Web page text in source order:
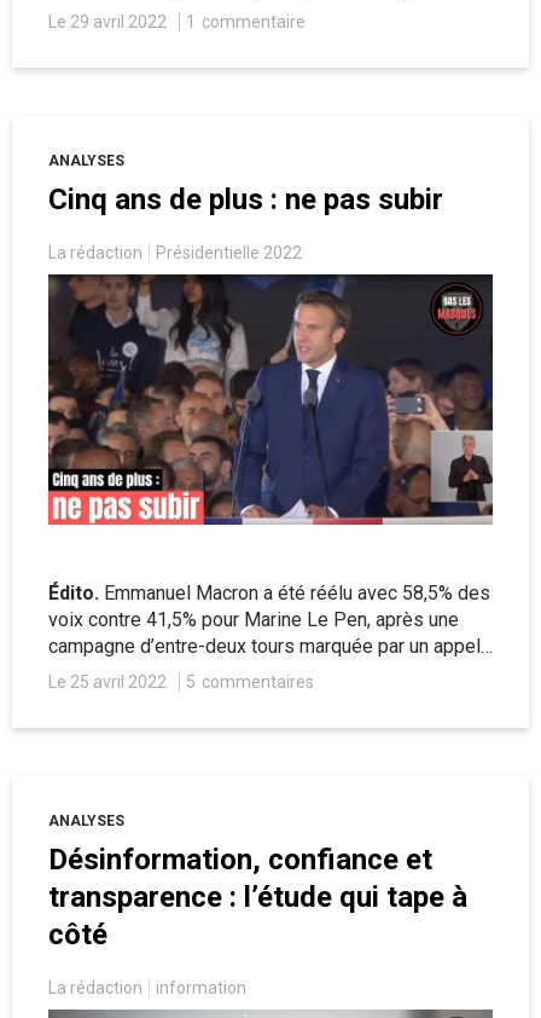
Services Act au niveau européen fait peser une
sérieuse menace. Décryptage avec Guillaume
Leroy, doctorant en droit pénal des affaires et
Le 29 avril 2022 1 commentaire
ANALYSES
Cinq ans de plus : ne pas subir
La rédaction Présidentielle 2022
Édito. Emmanuel Macron a été réélu avec 58,5% des
voix contre 41,5% pour Marine Le Pen, après une
campagne d’entre-deux tours marquée par un appel
à barrer la route au RN et un champ politique
recomposé. Un nouveau quinquennat Macron s’ouvre
ainsi, sur lequel plane plus que jamais le spectre de
Le 25 avril 2022 5 commentaires
ANALYSES
Désinformation, confiance et
transparence : l’étude qui tape à
côté
La rédaction information